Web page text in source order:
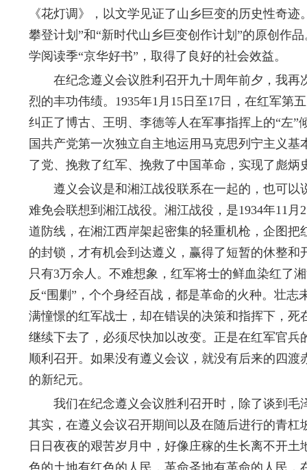
《花灯调》，以文学见证了山乡巨变的历史性奇
攀登计划”和“新时代山乡巨变创作计划”的原创作
学阅读季“京华好书”，取得了良好的社会效益。
在纪念遵义会议胜利召开九十周年前夕，我再
烈的丰功伟绩。1935年1月15日至17日，在红军第
纠正了博古、王明、李德等人在军事指挥上的“左
国共产党第一次独立自主地运用马克思列宁主义
了党、挽救了红军、挽救了中国革命，实现了彪炳
遵义会议是和湘江战役联系在一起的，也可以
难免会联想到湘江战役。湘江战役，是1934年11
道防线，在湘江西岸架起密集的轻重机枪，企图
的封锁，才有机会到达遵义，赢得了短暂的休整
只有3万余人。不难想象，红军将士的鲜血染红了
反“围剿”，个个身经百战，都是革命的火种。壮
满憧憬的红军战士，却在错误的决策和指挥下，
继续下去了，必须尽快加以改变。正是在红军官
顺利召开。如果没有遵义会议，就没有后来的四
的新纪元。
我们在纪念遵义会议胜利召开时，除了谈到毛
其实，在遵义会议召开期间以及在随后进行的青
日日夜夜的艰苦岁月中，好像庄稼的生长离不开
色的土地有红色的人民，革命圣地有革命的人民